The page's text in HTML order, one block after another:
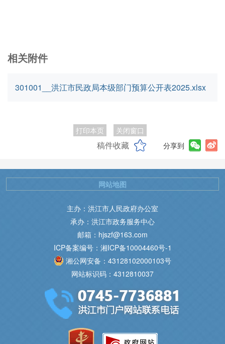
相关附件
301001__洪江市民政局本级部门预算公开表2025.xlsx
打印本页 关闭窗口
稿件收藏 分享到
主办：洪江市人民政府办公室
承办：洪江市政务服务中心
邮箱：hjszf@163.com
ICP备案编号：湘ICP备10004460号-1
湘公网安备：43128102000103号
网站标识码：4312810037
网站地图